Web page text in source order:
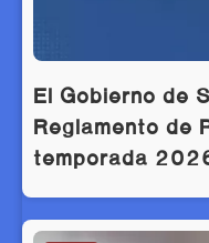
El Gobierno de
Reglamento de
temporada